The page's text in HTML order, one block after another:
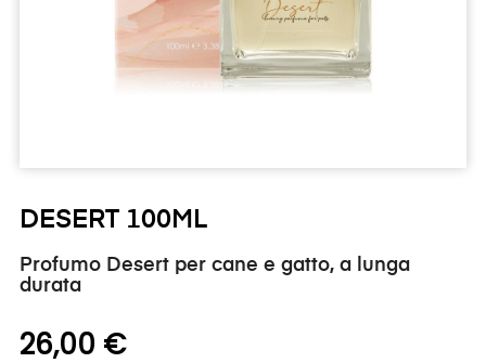
DESERT 100ML
Profumo Desert per cane e gatto, a lunga
durata
26,00 €